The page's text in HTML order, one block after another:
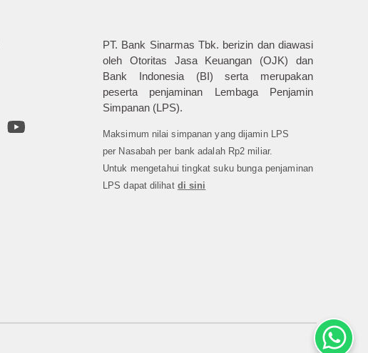
PT. Bank Sinarmas Tbk. berizin dan diawasi
oleh Otoritas Jasa Keuangan (OJK) dan
Bank Indonesia (BI) serta merupakan
peserta penjaminan Lembaga Penjamin
Simpanan (LPS).
Maksimum nilai simpanan yang dijamin LPS
per Nasabah per bank adalah Rp2 miliar.
Untuk mengetahui tingkat suku bunga penjaminan
LPS dapat dilihat di sini